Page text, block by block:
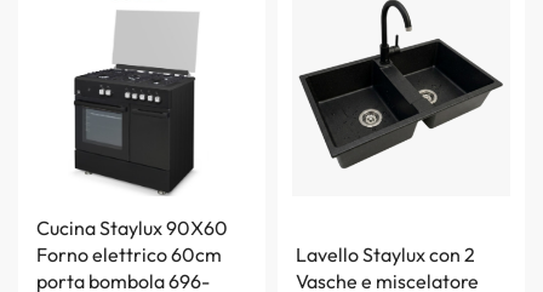
Cucina Staylux 90X60
Forno elettrico 60cm
porta bombola 696-
Lavello Staylux con 2
Vasche e miscelatore